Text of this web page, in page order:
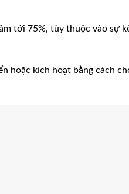
tới 75%, tùy thuộc vào sự
hoặc kích hoạt bằng cách